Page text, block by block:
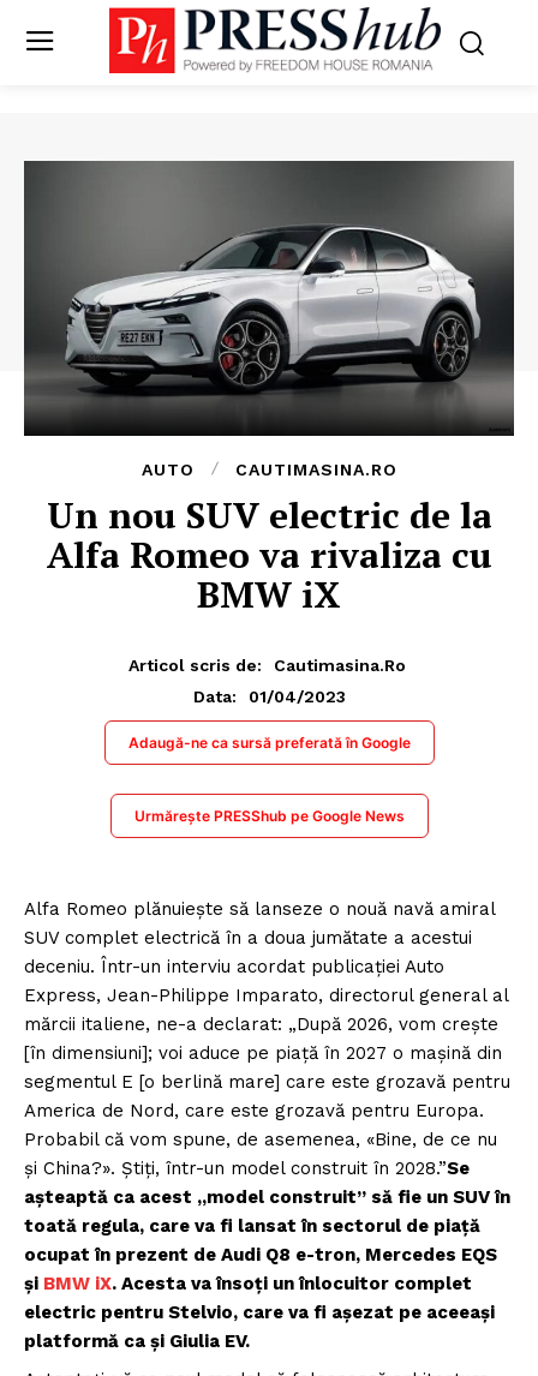
AUTO CAUTIMASINA.RO
Un nou SUV electric de la
Alfa Romeo va rivaliza cu
BMW iX
Articol scris de:
Cautimasina.ro
Data:
01/04/2023
Adaugă-ne ca sursă preferată în Google
Urmărește PRESShub pe Google News
Alfa Romeo plănuiește să lanseze o nouă navă amiral
SUV complet electrică în a doua jumătate a acestui
deceniu. Într-un interviu acordat publicației Auto
Express, Jean-Philippe Imparato, directorul general al
mărcii italiene, ne-a declarat: „După 2026, vom crește
[în dimensiuni]; voi aduce pe piață în 2027 o mașină din
segmentul E [o berlină mare] care este grozavă pentru
America de Nord, care este grozavă pentru Europa.
Probabil că vom spune, de asemenea, «Bine, de ce nu
și China?». Știți, într-un model construit în 2028.”Se
așteaptă ca acest „model construit” să fie un SUV în
toată regula, care va fi lansat în sectorul de piață
ocupat în prezent de Audi Q8 e-tron, Mercedes EQS
și BMW iX. Acesta va însoți un înlocuitor complet
electric pentru Stelvio, care va fi așezat pe aceeași
platformă ca și Giulia EV.